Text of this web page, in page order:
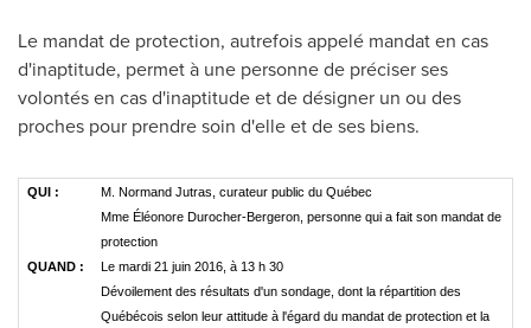
Le mandat de protection, autrefois appelé mandat en cas
d'inaptitude, permet à une personne de préciser ses
volontés en cas d'inaptitude et de désigner un ou des
proches pour prendre soin d'elle et de ses biens.
QUI :
M. Normand Jutras, curateur public du Québec
Mme Éléonore Durocher-Bergeron, personne qui a fait son mandat de
protection
QUAND :
Le mardi 21 juin 2016, à 13 h 30
Dévoilement des résultats d'un sondage, dont la répartition des
Québécois selon leur attitude à l'égard du mandat de protection et la